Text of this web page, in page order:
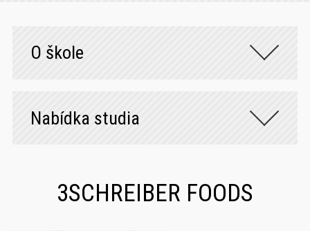
O škole
Nabídka studia
3SCHREIBER FOODS